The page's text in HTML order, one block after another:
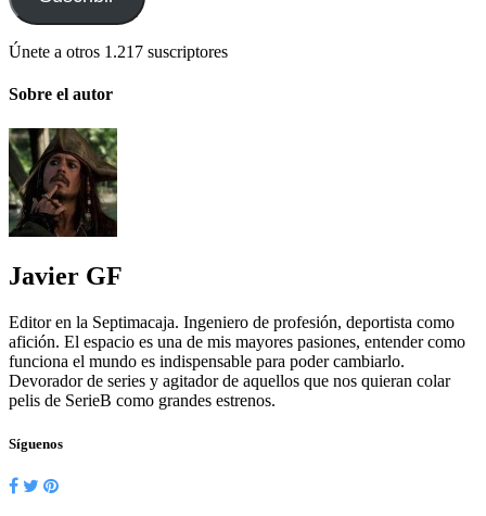
Únete a otros 1.217 suscriptores
Sobre el autor
Javier GF
Editor en la Septimacaja. Ingeniero de profesión, deportista como
afición. El espacio es una de mis mayores pasiones, entender como
funciona el mundo es indispensable para poder cambiarlo.
Devorador de series y agitador de aquellos que nos quieran colar
pelis de SerieB como grandes estrenos.
Síguenos